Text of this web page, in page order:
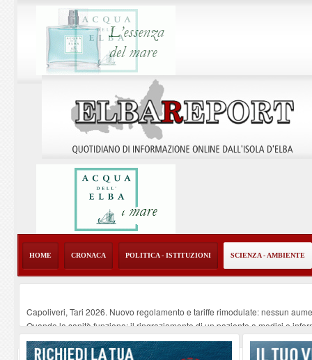
HOME CRONACA POLITICA - ISTITUZIONI SCIENZA - AMBIENTE
Capoliveri, Tari 2026. Nuovo regolamento e tariffe rimodulate: nessun
Quando la sanità funziona: il ringraziamento di un paziente a medici e
“Un paese, una storia”, Capoliveri racconta Capoliveri-
10-08-2026
Tutto esaurito a Marciana per Eros degli Elba Music Awards
10-08-2026